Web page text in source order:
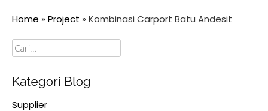
Home » Project » Kombinasi Carport Batu Andesit
Cari
Kategori Blog
Supplier